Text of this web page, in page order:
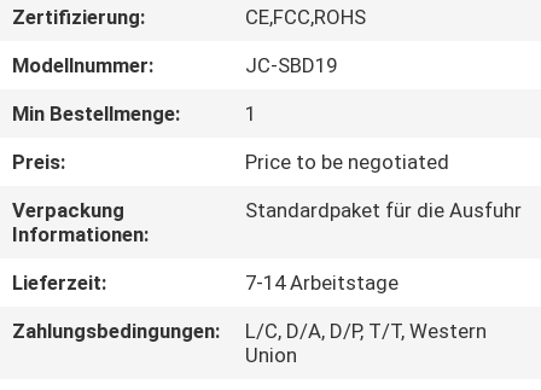
WERKSBESICHTIGUNG
QUALITÄTSKONTROLLE
KONTAKT
MIT
UNS
NACHRICHTEN
Zertifizierung:
CE,FCC,ROHS
Modellnummer:
JC-SBD19
Min Bestellmenge:
1
Preis:
Price to be negotiated
Verpackung
Informationen:
Standardpaket für die Ausfuhr
Lieferzeit:
7-14 Arbeitstage
Zahlungsbedingungen:
L/C, D/A, D/P, T/T, Western
Union